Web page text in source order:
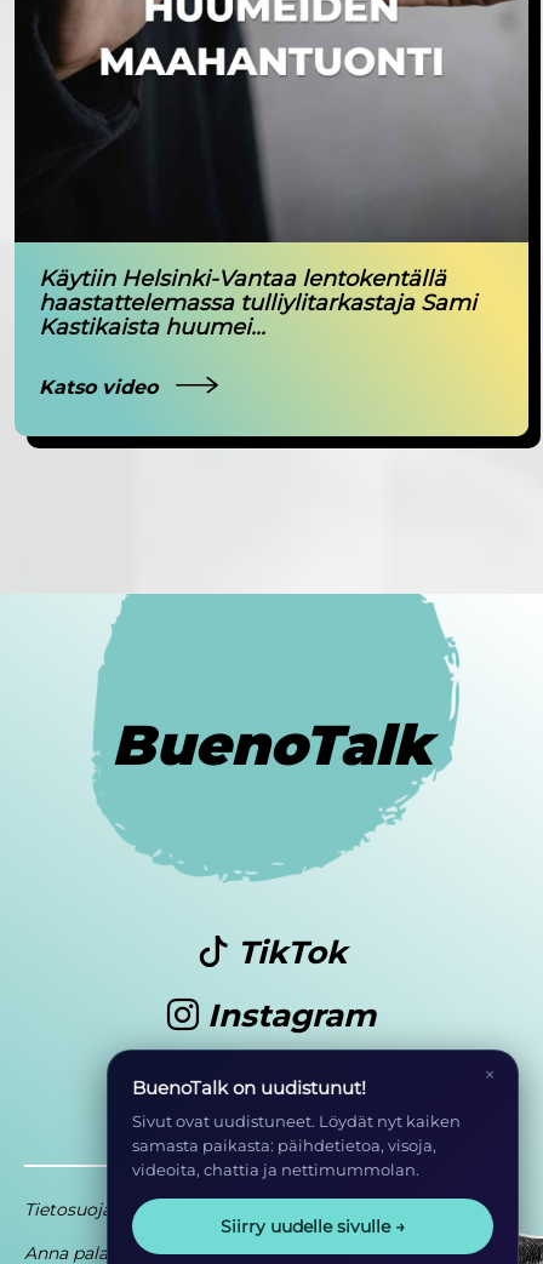
Käytiin Helsinki-Vantaa lentokentällä
haastattelemassa tulliylitarkastaja Sami
Kastikaista huumei...
Katso video
BuenoTalk
TikTok
Instagram
Youtube
Tietosuoja
Anna palautetta
Osa EHYT ry:n
×
BuenoTalk on uudistunut!
Sivut ovat uudistuneet. Löydät nyt kaiken
samasta paikasta: päihdetietoa, visoja,
videoita, chattia ja nettimummolan.
Siirry uudelle sivulle →